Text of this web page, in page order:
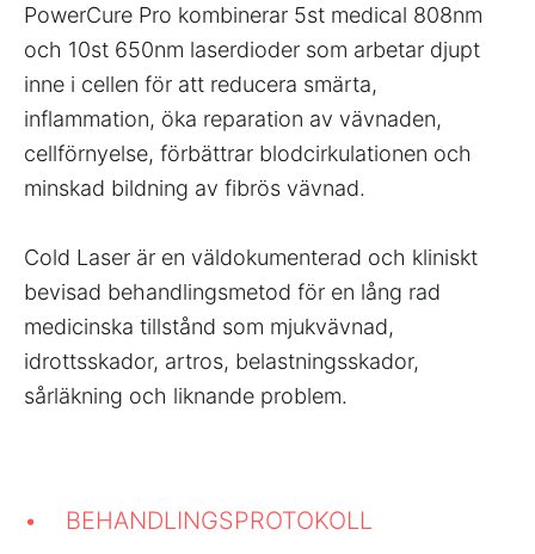
PowerCure Pro kombinerar 5st medical 808nm
och 10st 650nm laserdioder som arbetar djupt
inne i cellen för att reducera smärta,
inflammation, öka reparation av vävnaden,
cellförnyelse, förbättrar blodcirkulationen och
minskad bildning av fibrös vävnad.
Cold Laser är en väldokumenterad och kliniskt
bevisad behandlingsmetod för en lång rad
medicinska tillstånd som mjukvävnad,
idrottsskador, artros, belastningsskador,
sårläkning och liknande problem.
• BEHANDLINGSPROTOKOLL